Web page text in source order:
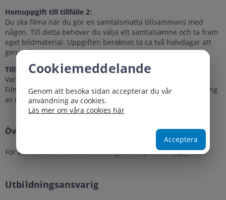
Hemuppgift till tillfälle 2:
Du ska filma när du gör en samtalsmatta tillsammans med
någon. Till detta behöver du välja ett samtalsämne och ta fram
eget bildmaterial. Uppgiften beräknas ta ca två halvdagar att
genomföra.
Tillfälle 2:
Varje deltagare ska visa ett avsnitt på 3-5 minuter av sin film.
Filmerna diskuteras gemensamt med fokus på din användning
av metoden.
Övrigt
För att få licens i metoden krävs godkänt på hemuppgiften.
Utbildningsansvarig
Cookiemeddelande
Genom att besöka sidan accepterar du vår
användning av cookies.
Läs mer om våra cookies här
Acceptera